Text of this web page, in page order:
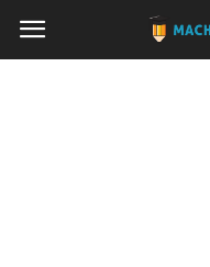
Machinaedukacyjna.pl